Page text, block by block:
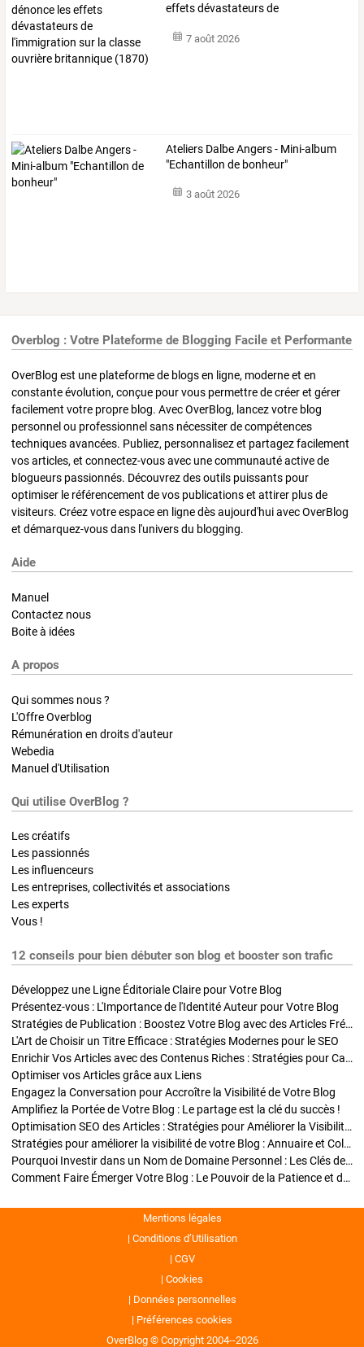
effetsdévastateursde
7 août 2026
Ateliers Dalbe Angers - Mini-album
"Echantillon de bonheur"
3 août 2026
Overblog : Votre Plateforme de Blogging Facile et Performante
OverBlog est une plateforme de blogs en ligne, moderne et en
constante évolution, conçue pour vous permettre de créer et gérer
facilement votre propre blog. Avec OverBlog, lancez votre blog
personnel ou professionnel sans nécessiter de compétences
techniques avancées. Publiez, personnalisez et partagez facilement
vos articles, et connectez-vous avec une communauté active de
blogueurs passionnés. Découvrez des outils puissants pour
optimiser le référencement de vos publications et attirer plus de
visiteurs. Créez votre espace en ligne dès aujourd'hui avec OverBlog
et démarquez-vous dans l'univers du blogging.
Aide
Manuel
Contactez nous
Boite à idées
A propos
Qui sommes nous ?
L'Offre Overblog
Rémunération en droits d'auteur
Webedia
Manuel d'Utilisation
Qui utilise OverBlog ?
Les créatifs
Les passionnés
Les influenceurs
Les entreprises, collectivités et associations
Les experts
Vous !
12 conseils pour bien débuter son blog et booster son trafic
Développez une Ligne Éditoriale Claire pour Votre Blog
Présentez-vous : L'Importance de l'Identité Auteur pour Votre Blog
Stratégies de Publication : Boostez Votre Blog avec des Articles Fréquents et Exclusifs
L'Art de Choisir un Titre Efficace : Stratégies Modernes pour le SEO
Enrichir Vos Articles avec des Contenus Riches : Stratégies pour Captiver et Optimiser
Optimiser vos Articles grâce aux Liens
Engagez la Conversation pour Accroître la Visibilité de Votre Blog
Amplifiez la Portée de Votre Blog : Le partage est la clé du succès !
Optimisation SEO des Articles : Stratégies pour Améliorer la Visibilité de Votre Blog
Stratégies pour améliorer la visibilité de votre Blog : Annuaire et Collaborations
Pourquoi Investir dans un Nom de Domaine Personnel : Les Clés de la Réussite de Votre Blog
Comment Faire Émerger Votre Blog : Le Pouvoir de la Patience et de la Persévérance
Mentions légales
Conditions d’Utilisation
CGV
Cookies
Données personnelles
Préférences cookies
OverBlog © Copyright 2004--2026